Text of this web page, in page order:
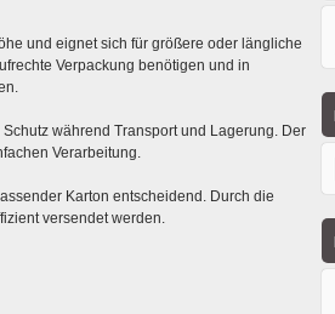
und eignet sich für größere oder längliche
Verpackung benötigen und in
während Transport und Lagerung. Der
Verarbeitung.
Karton entscheidend. Durch die
versendet werden.